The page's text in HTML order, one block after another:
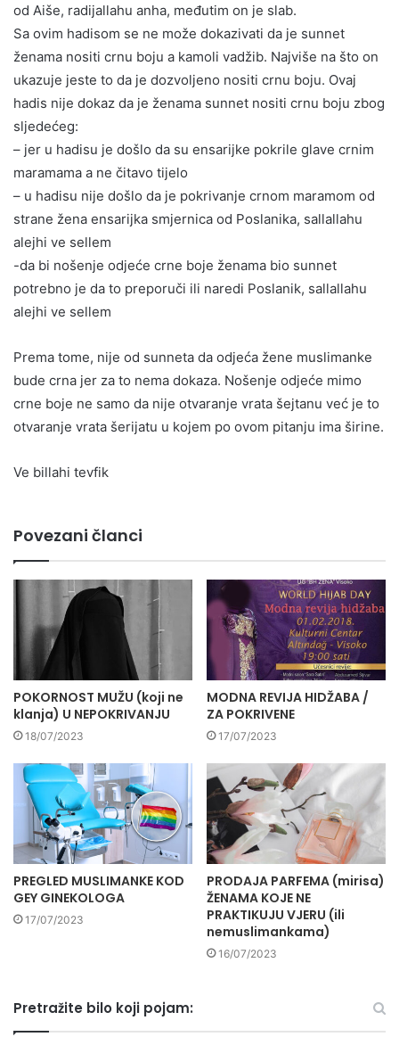
od Aiše, radijallahu anha, međutim on je slab.
Sa ovim hadisom se ne može dokazivati da je sunnet
ženama nositi crnu boju a kamoli vadžib. Najviše na što on
ukazuje jeste to da je dozvoljeno nositi crnu boju. Ovaj
hadis nije dokaz da je ženama sunnet nositi crnu boju zbog
sljedećeg:
– jer u hadisu je došlo da su ensarijke pokrile glave crnim
maramama a ne čitavo tijelo
– u hadisu nije došlo da je pokrivanje crnom maramom od
strane žena ensarijka smjernica od Poslanika, sallallahu
alejhi ve sellem
-da bi nošenje odjeće crne boje ženama bio sunnet
potrebno je da to preporuči ili naredi Poslanik, sallallahu
alejhi ve sellem
Prema tome, nije od sunneta da odjeća žene muslimanke
bude crna jer za to nema dokaza. Nošenje odjeće mimo
crne boje ne samo da nije otvaranje vrata šejtanu već je to
otvaranje vrata šerijatu u kojem po ovom pitanju ima širine.
Ve billahi tevfik
Povezani članci
POKORNOST MUŽU (koji ne
klanja) U NEPOKRIVANJU
18/07/2023
MODNA REVIJA HIDŽABA /
ZA POKRIVENE
17/07/2023
PREGLED MUSLIMANKE KOD
GEY GINEKOLOGA
17/07/2023
PRODAJA PARFEMA (mirisa)
ŽENAMA KOJE NE
PRAKTIKUJU VJERU (ili
nemuslimankama)
16/07/2023
Pretražite bilo koji pojam: